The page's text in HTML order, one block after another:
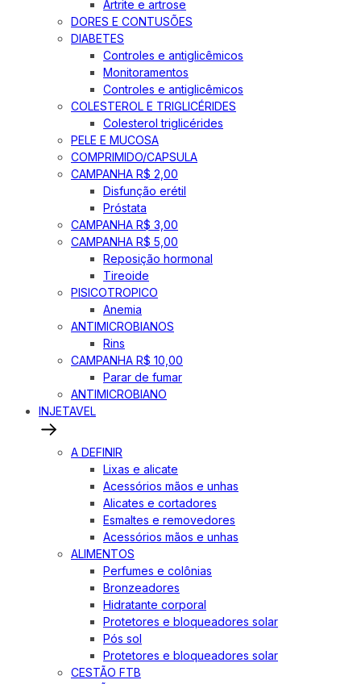
Artrite e artrose
DORES E CONTUSÕES
DIABETES
Controles e antiglicêmicos
Monitoramentos
Controles e antiglicêmicos
COLESTEROL E TRIGLICÉRIDES
Colesterol triglicérides
PELE E MUCOSA
COMPRIMIDO/CAPSULA
CAMPANHA R$ 2,00
Disfunção erétil
Próstata
CAMPANHA R$ 3,00
CAMPANHA R$ 5,00
Reposição hormonal
Tireoide
PISICOTROPICO
Anemia
ANTIMICROBIANOS
Rins
CAMPANHA R$ 10,00
Parar de fumar
ANTIMICROBIANO
INJETAVEL
A DEFINIR
Lixas e alicate
Acessórios mãos e unhas
Alicates e cortadores
Esmaltes e removedores
Acessórios mãos e unhas
ALIMENTOS
Perfumes e colônias
Bronzeadores
Hidratante corporal
Protetores e bloqueadores solar
Pós sol
Protetores e bloqueadores solar
CESTÃO FTB